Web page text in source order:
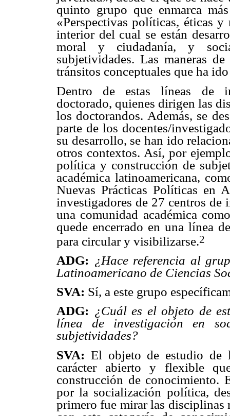
quinto grupo que enmarca
«Perspectivas políticas, éticas
interior del cual se están
moral y ciudadanía, y
subjetividades. Las maneras
tránsitos conceptuales que ha
Dentro de estas líneas de
doctorado, quienes dirigen las
los doctorandos. Además, se
parte de los docentes/
su desarrollo, se han ido
otros contextos. Así, por
política y construcción de
académica latinoamericana,
Nuevas Prácticas Políticas en
investigadores de 27 centros
una comunidad académica
quede encerrado en una línea
para circular y visibilizarse.2
ADG: ¿Hace referencia al
Latinoamericano de Ciencias
SVA: Sí, a este grupo
ADG: ¿Cuál es el objeto de
línea de investigación en
subjetividades?
SVA: El objeto de estudio de
carácter abierto y flexible
construcción de conocimiento.
por la socialización política,
primero fue mirar las disciplinas